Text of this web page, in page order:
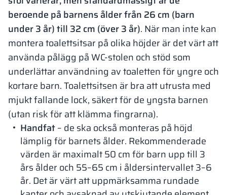
beroende på barnens ålder från 26 cm (barn
under 3 år) till 32 cm (över 3 år). När man inte kan
montera toalettsitsar på olika höjder är det värt att
använda pålägg på WC-stolen och stöd som
underlättar användning av toaletten för yngre och
kortare barn. Toalettsitsen är bra att utrusta med
mjukt fallande lock, säkert för de yngsta barnen
(utan risk för att klämma fingrarna).
Handfat– de ska också monteras på höjd
lämplig för barnets ålder. Rekommenderade
värden är maximalt 50 cm för barn upp till 3
års ålder och 55–65 cm i åldersintervallet 3–6
år. Det är värt att uppmärksamma rundade